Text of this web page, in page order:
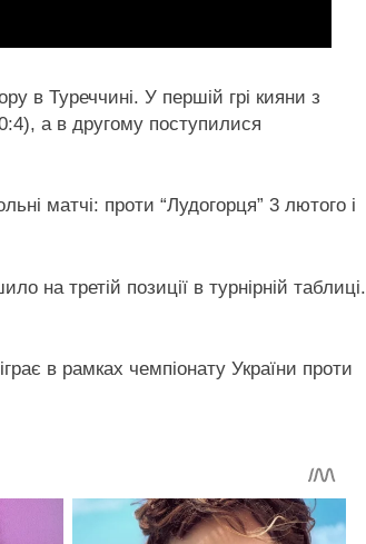
в Туреччині. У першій грі кияни з
а в другому поступилися
матчі: проти “Лудогорця” 3 лютого і
на третій позиції в турнірній таблиці.
в рамках чемпіонату України проти